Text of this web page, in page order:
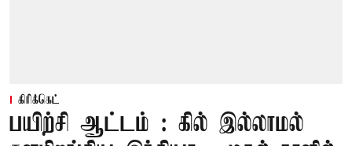
கிரிக்கெட்
பயிற்சி ஆட்டம் : கில் இல்லாமல்